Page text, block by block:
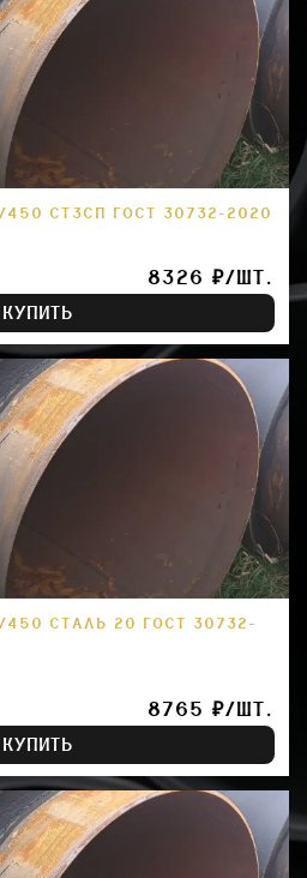
СТ3СП ГОСТ 30732-2020
8326 ₽/ШТ.
КУПИТЬ
СТАЛЬ 20 ГОСТ 30732-
8765 ₽/ШТ.
КУПИТЬ